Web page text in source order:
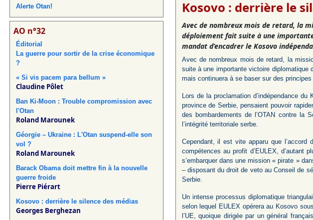
Alerte Otan!
AO n°32
Éditorial
La guerre pour sortir de la crise économique
?
« Si vis pacem para bellum »
Claudine Pôlet
Ban Ki-Moon : Trouble compromission avec
l'Otan
Roland Marounek
Géorgie – Ukraine : L'Otan suspend-elle son
vol ?
Roland Marounek
Barack Obama doit mettre fin à la nouvelle
guerre froide
Pierre Piérart
Kosovo : derrière le silence des médias
Georges Berghezan
Kosovo : derrière le
Avec de nombreux mois de retard, la
déploiement fait suite à une
mandat d’encadrer le Kosovo
Avec de nombreux mois de retard, la
suite à une importante victoire diplomatique
mais continuera à se baser sur des
Lors de la proclamation d’indépendance
province de Serbie, pensaient pouvoir
des bombardements de l’OTAN contre la
l’intégrité territoriale serbe.
Cependant, il est vite apparu que
compétences au profit d’EULEX, d’autant
s’embarquer dans une mission « pirate »
– disposant du droit de veto au Conseil de
Serbie.
Un intense processus diplomatique
selon lequel EULEX opérera au Kosovo
l’UE, quoique dirigée par un général